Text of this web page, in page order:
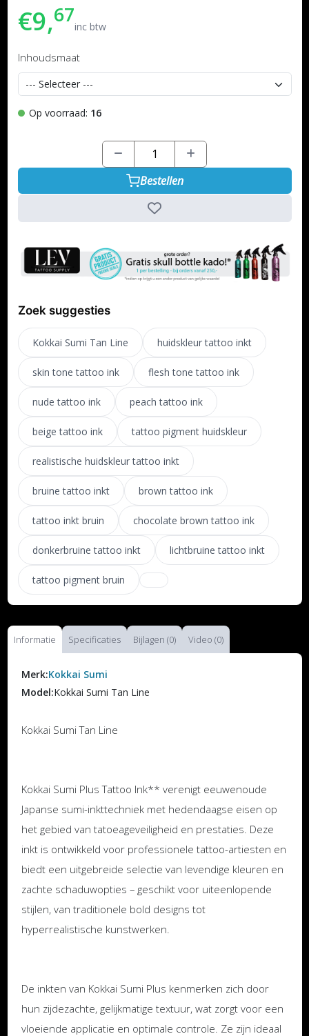
€9,67inc btw
Inhoudsmaat
Op voorraad: 16
Bestellen
Zoek suggesties
Kokkai Sumi Tan Line huidskleur tattoo inkt
skin tone tattoo ink flesh tone tattoo ink
nude tattoo ink peach tattoo ink
beige tattoo ink tattoo pigment huidskleur
realistische huidskleur tattoo inkt
bruine tattoo inkt brown tattoo ink
tattoo inkt bruin chocolate brown tattoo ink
donkerbruine tattoo inkt lichtbruine tattoo inkt
tattoo pigment bruin
Informatie Specificaties Bijlagen (0) Video (0)
Merk:Kokkai Sumi
Model:Kokkai Sumi Tan Line
Kokkai Sumi Tan Line
Kokkai Sumi Plus Tattoo Ink** verenigt eeuwenoude
Japanse sumi-inkttechniek met hedendaagse eisen op
het gebied van tatoeageveiligheid en prestaties. Deze
inkt is ontwikkeld voor professionele tattoo-artiesten en
biedt een uitgebreide selectie van levendige kleuren en
zachte schaduwopties – geschikt voor uiteenlopende
stijlen, van traditionele bold designs tot
hyperrealistische kunstwerken.
De inkten van Kokkai Sumi Plus kenmerken zich door
hun zijdezachte, gelijkmatige textuur, wat zorgt voor een
vloeiende applicatie en optimale controle. Ze zijn ideaal